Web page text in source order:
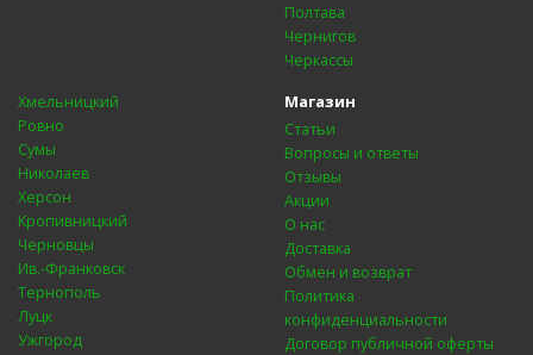
Полтава
Чернигов
Черкассы
Хмельницкий
Ровно
Сумы
Николаев
Херсон
Кропивницкий
Черновцы
Ив.-Франковск
Тернополь
Луцк
Ужгород
Магазин
Статьи
Вопросы и ответы
Отзывы
Акции
О нас
Доставка
Обмен и возврат
Политика
конфиденциальности
Договор публичной оферты